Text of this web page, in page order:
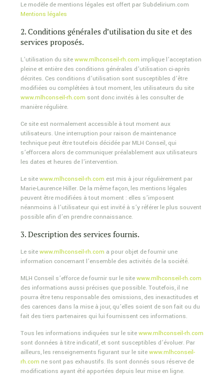
Le modèle de mentions légales est offert par Subdelirium.com
Mentions légales
2. Conditions générales d’utilisation du site et des
services proposés.
L’utilisation du sitewww.mlhconseil-rh.com implique l’acceptation
pleine et entière des conditions générales d’utilisation ci-après
décrites. Ces conditions d’utilisation sont susceptibles d’être
modifiées ou complétées à tout moment, les utilisateurs du site
www.mlhconseil-rh.com sont donc invités à les consulter de
manière régulière.
Ce site est normalement accessible à tout moment aux
utilisateurs. Une interruption pour raison de maintenance
technique peut être toutefois décidée par MLH Conseil, qui
s’efforcera alors de communiquer préalablement aux utilisateurs
les dates et heures de l’intervention.
Le sitewww.mlhconseil-rh.com est mis à jour régulièrement par
Marie-Laurence Hiller. De la même façon, les mentions légales
peuvent être modifiées à tout moment : elles s’imposent
néanmoins à l’utilisateur qui est invité à s’y référer le plus souvent
possible afin d’en prendre connaissance.
3. Description des services fournis.
Le sitewww.mlhconseil-rh.com a pour objet de fournir une
information concernant l’ensemble des activités de la société.
MLH Conseil s’efforce de fournir sur le sitewww.mlhconseil-rh.com
des informations aussi précises que possible. Toutefois, il ne
pourra être tenu responsable des omissions, des inexactitudes et
des carences dans la mise à jour, qu’elles soient de son fait ou du
fait des tiers partenaires qui lui fournissent ces informations.
Tous les informations indiquées sur le sitewww.mlhconseil-rh.com
sont données à titre indicatif, et sont susceptibles d’évoluer. Par
ailleurs, les renseignements figurant sur le sitewww.mlhconseil-
rh.com ne sont pas exhaustifs. Ils sont donnés sous réserve de
modifications ayant été apportées depuis leur mise en ligne.